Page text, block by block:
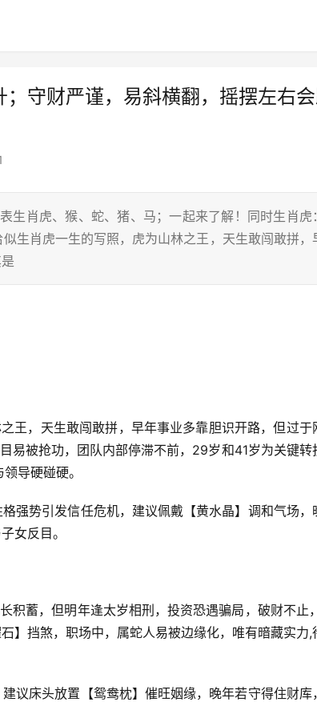
守财严谨，易斜横翻，摇摆左右
肖虎、猴、蛇、猪、马；一起来了解！同时生肖虎：
生肖虎一生的写照，虎为山林之王，天生敢闯敢拼，
王，天生敢闯敢拼，早年事业多靠胆识开路，但过于
易被抢功，团队内部停滞不前，29岁和41岁为关键转
导硬碰硬。
强势引发信任危机，建议佩戴【黄水晶】调和气场，
女反目。
积蓄，但明年逢太岁相刑，投资恐遇骗局，破财不止
】挡煞，职场中，属蛇人易被边缘化，唯有暗藏实力,
议床头放置【鸳鸯枕】催旺姻缘，晚年若守得住财库